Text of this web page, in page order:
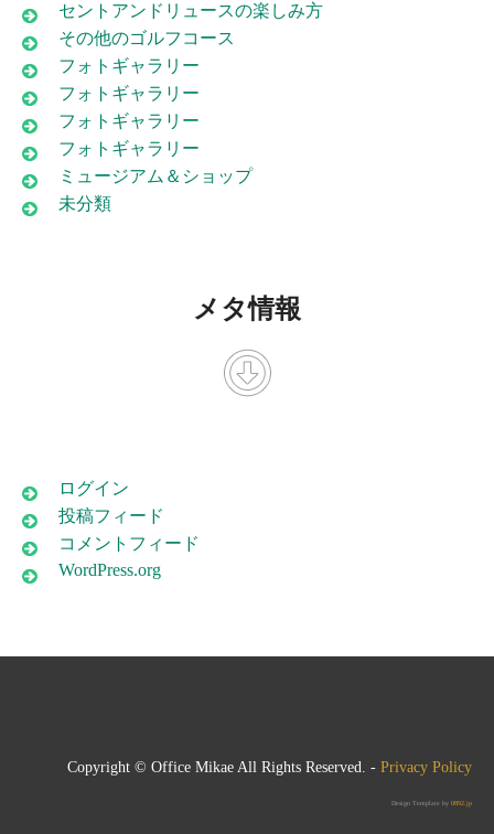
セントアンドリュースの楽しみ方
その他のゴルフコース
フォトギャラリー
フォトギャラリー
フォトギャラリー
フォトギャラリー
ミュージアム＆ショップ
未分類
メタ情報
ログイン
投稿フィード
コメントフィード
WordPress.org
Copyright © Office Mikae All Rights Reserved. - Privacy Policy
Design Template by 0892.jp